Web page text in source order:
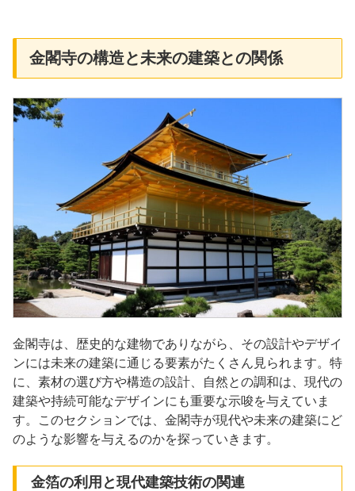
金閣寺の構造と未来の建築との関係
金閣寺は、歴史的な建物でありながら、その設計やデザイ
ンには未来の建築に通じる要素がたくさん見られます。特
に、素材の選び方や構造の設計、自然との調和は、現代の
建築や持続可能なデザインにも重要な示唆を与えていま
す。このセクションでは、金閣寺が現代や未来の建築にど
のような影響を与えるのかを探っていきます。
金箔の利用と現代建築技術の関連